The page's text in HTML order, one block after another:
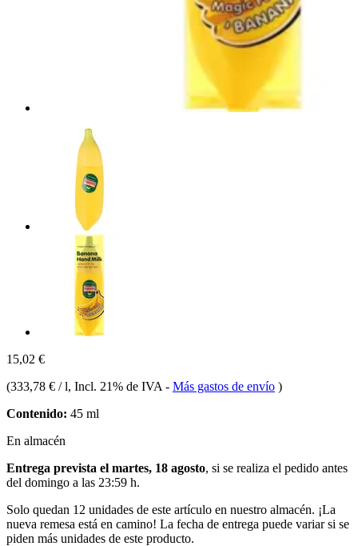
15,02 €
(333,78 € / l, Incl. 21% de IVA - Más gastos de envío )
Contenido: 45 ml
En almacén
Entrega prevista el martes, 18 agosto, si se realiza el pedido antes
del domingo a las 23:59 h.
Solo quedan 12 unidades de este artículo en nuestro almacén. ¡La
nueva remesa está en camino! La fecha de entrega puede variar si se
piden más unidades de este producto.